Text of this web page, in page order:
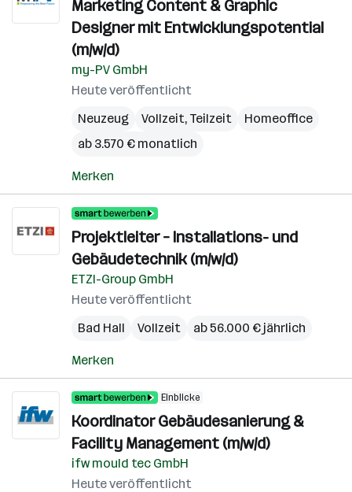
Marketing Content & Graphic
Designer mit Entwicklungspotential
(m/w/d)
my-PV GmbH
Heute veröffentlicht
Neuzeug
Vollzeit, Teilzeit
Homeoffice
ab 3.570 € monatlich
Merken
Projektleiter – Installations- und
Gebäudetechnik (m/w/d)
ETZI-Group GmbH
Heute veröffentlicht
Bad Hall
Vollzeit ab 56.000 € jährlich
Merken
Einblicke
Koordinator Gebäudesanierung &
Facility Management (m/w/d)
ifw mould tec GmbH
Heute veröffentlicht